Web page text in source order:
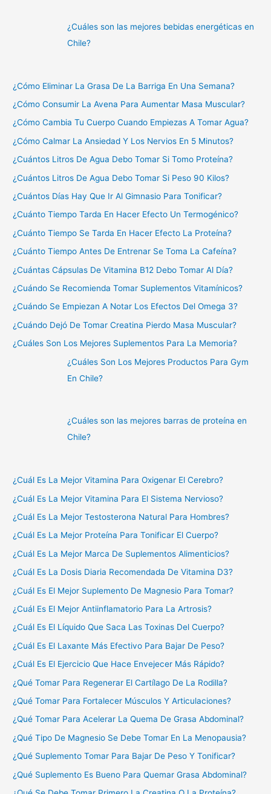
¿Cuáles son las mejores bebidas energéticas en
Chile?
¿Cómo Eliminar La Grasa De La Barriga En Una Semana?
¿Cómo Consumir La Avena Para Aumentar Masa Muscular?
¿Cómo Cambia Tu Cuerpo Cuando Empiezas A Tomar Agua?
¿Cómo Calmar La Ansiedad Y Los Nervios En 5 Minutos?
¿Cuántos Litros De Agua Debo Tomar Si Tomo Proteína?
¿Cuántos Litros De Agua Debo Tomar Si Peso 90 Kilos?
¿Cuántos Días Hay Que Ir Al Gimnasio Para Tonificar?
¿Cuánto Tiempo Tarda En Hacer Efecto Un Termogénico?
¿Cuánto Tiempo Se Tarda En Hacer Efecto La Proteína?
¿Cuánto Tiempo Antes De Entrenar Se Toma La Cafeína?
¿Cuántas Cápsulas De Vitamina B12 Debo Tomar Al Día?
¿Cuándo Se Recomienda Tomar Suplementos Vitamínicos?
¿Cuándo Se Empiezan A Notar Los Efectos Del Omega 3?
¿Cuándo Dejó De Tomar Creatina Pierdo Masa Muscular?
¿Cuáles Son Los Mejores Suplementos Para La Memoria?
¿Cuáles Son Los Mejores Productos Para Gym
En Chile?
¿Cuáles son las mejores barras de proteína en
Chile?
¿Cuál Es La Mejor Vitamina Para Oxigenar El Cerebro?
¿Cuál Es La Mejor Vitamina Para El Sistema Nervioso?
¿Cuál Es La Mejor Testosterona Natural Para Hombres?
¿Cuál Es La Mejor Proteína Para Tonificar El Cuerpo?
¿Cuál Es La Mejor Marca De Suplementos Alimenticios?
¿Cuál Es La Dosis Diaria Recomendada De Vitamina D3?
¿Cuál Es El Mejor Suplemento De Magnesio Para Tomar?
¿Cuál Es El Mejor Antiinflamatorio Para La Artrosis?
¿Cuál Es El Líquido Que Saca Las Toxinas Del Cuerpo?
¿Cuál Es El Laxante Más Efectivo Para Bajar De Peso?
¿Cuál Es El Ejercicio Que Hace Envejecer Más Rápido?
¿Qué Tomar Para Regenerar El Cartílago De La Rodilla?
¿Qué Tomar Para Fortalecer Músculos Y Articulaciones?
¿Qué Tomar Para Acelerar La Quema De Grasa Abdominal?
¿Qué Tipo De Magnesio Se Debe Tomar En La Menopausia?
¿Qué Suplemento Tomar Para Bajar De Peso Y Tonificar?
¿Qué Suplemento Es Bueno Para Quemar Grasa Abdominal?